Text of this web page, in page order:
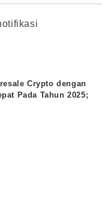
Crypto dengan
Pada Tahun 2025;